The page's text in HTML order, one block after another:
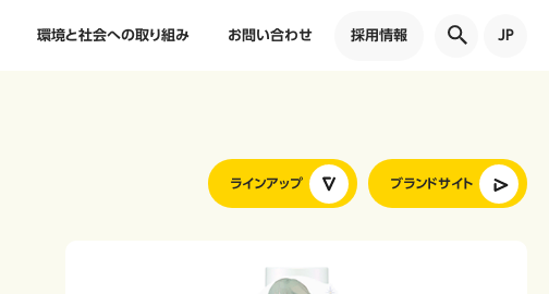
環境と社会への取り組み お問い合わせ 採用情報 JP
ラインアップ ブランドサイト